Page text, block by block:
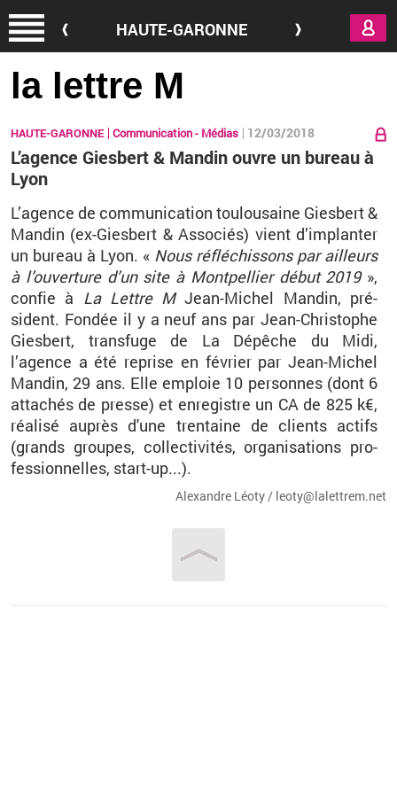
HAUTE-GARONNE
la lettre M
HAUTE-GARONNE Communication - Médias 12/03/2018
L’agence Giesbert & Mandin ouvre un bureau à
Lyon
L’agence de com­mu­ni­ca­tion tou­lou­saine Gies­bert &
Man­din (ex-Gies­bert & As­so­ciés) vient d’im­plan­ter
un bu­reau à Lyon. « Nous ré­flé­chis­sons par ailleurs
à l’ou­ver­ture d’un site à Mont­pel­lier début 2019 »,
confie à La Lettre MJean-Mi­chel Man­din, pré­
sident. Fon­dée il y a neuf ans par Jean-Chris­tophe
Gies­bert, trans­fuge de La Dé­pêche du Midi,
l’agence a été re­prise en fé­vrier par Jean-Mi­chel
Man­din, 29 ans. Elle em­ploie 10 per­sonnes (dont 6
at­ta­chés de presse) et en­re­gistre un CA de 825 k€,
réa­lisé au­près d'une tren­taine de clients ac­tifs
(grands groupes, col­lec­ti­vi­tés, or­ga­ni­sa­tions pro­
fes­sion­nelles, start-up...).
Alexandre Léoty / leo­ty@​la­let­trem.​net